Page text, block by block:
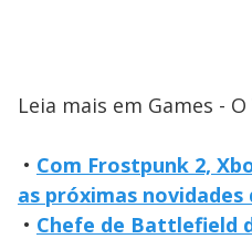
Leia mais em Games - O
• Com Frostpunk 2,
as próximas
• Chefe de Battlefield